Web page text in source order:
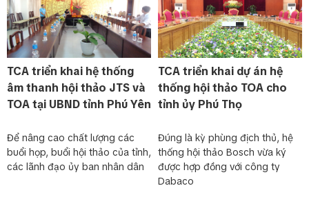
TCA triển khai hệ thống
âm thanh hội thảo JTS và
TOA tại UBND tỉnh Phú Yên
Để nâng cao chất lượng các
buổi họp, buổi hội thảo của tỉnh,
các lãnh đạo ủy ban nhân dân
TCA triển khai dự án hệ
thống hội thảo TOA cho
tỉnh ủy Phú Thọ
Đúng là kỳ phùng địch thủ, hệ
thống hội thảo Bosch vừa ký
được hợp đồng với công ty
Dabaco